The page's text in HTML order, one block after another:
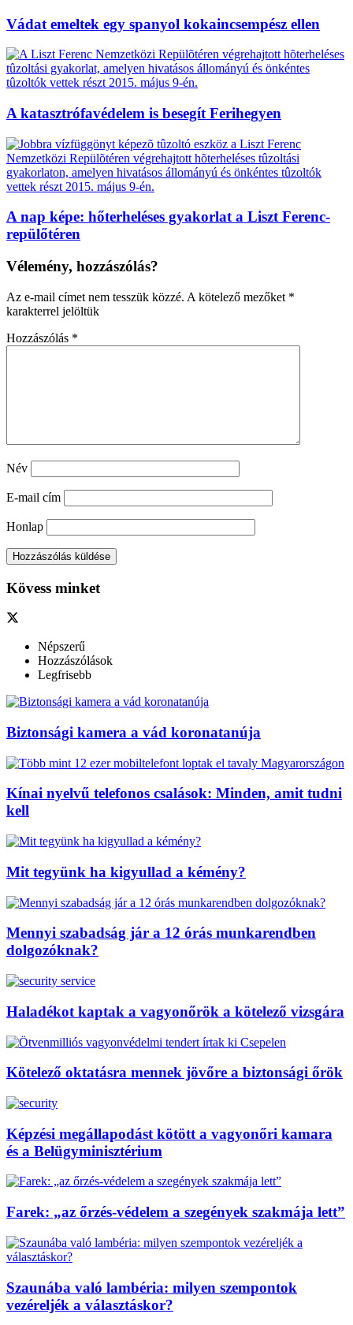
Vádat emeltek egy spanyol kokaincsempész ellen
A katasztrófavédelem is besegít Ferihegyen
A nap képe: hőterheléses gyakorlat a Liszt Ferenc-
repülőtéren
Vélemény, hozzászólás?
Az e-mail címet nem tesszük közzé. A kötelező mezőket *
karakterrel jelöltük
Hozzászólás *
Név
E-mail cím
Honlap
Kövess minket
Népszerű
Hozzászólások
Legfrisebb
Biztonsági kamera a vád koronatanúja
Kínai nyelvű telefonos csalások: Minden, amit tudni
kell
Mit tegyünk ha kigyullad a kémény?
Mennyi szabadság jár a 12 órás munkarendben
dolgozóknak?
Haladékot kaptak a vagyonőrök a kötelező vizsgára
Kötelező oktatásra mennek jövőre a biztonsági őrök
Képzési megállapodást kötött a vagyonőri kamara
és a Belügyminisztérium
Farek: „az őrzés-védelem a szegények szakmája lett”
Szaunába való lambéria: milyen szempontok
vezéreljék a választáskor?